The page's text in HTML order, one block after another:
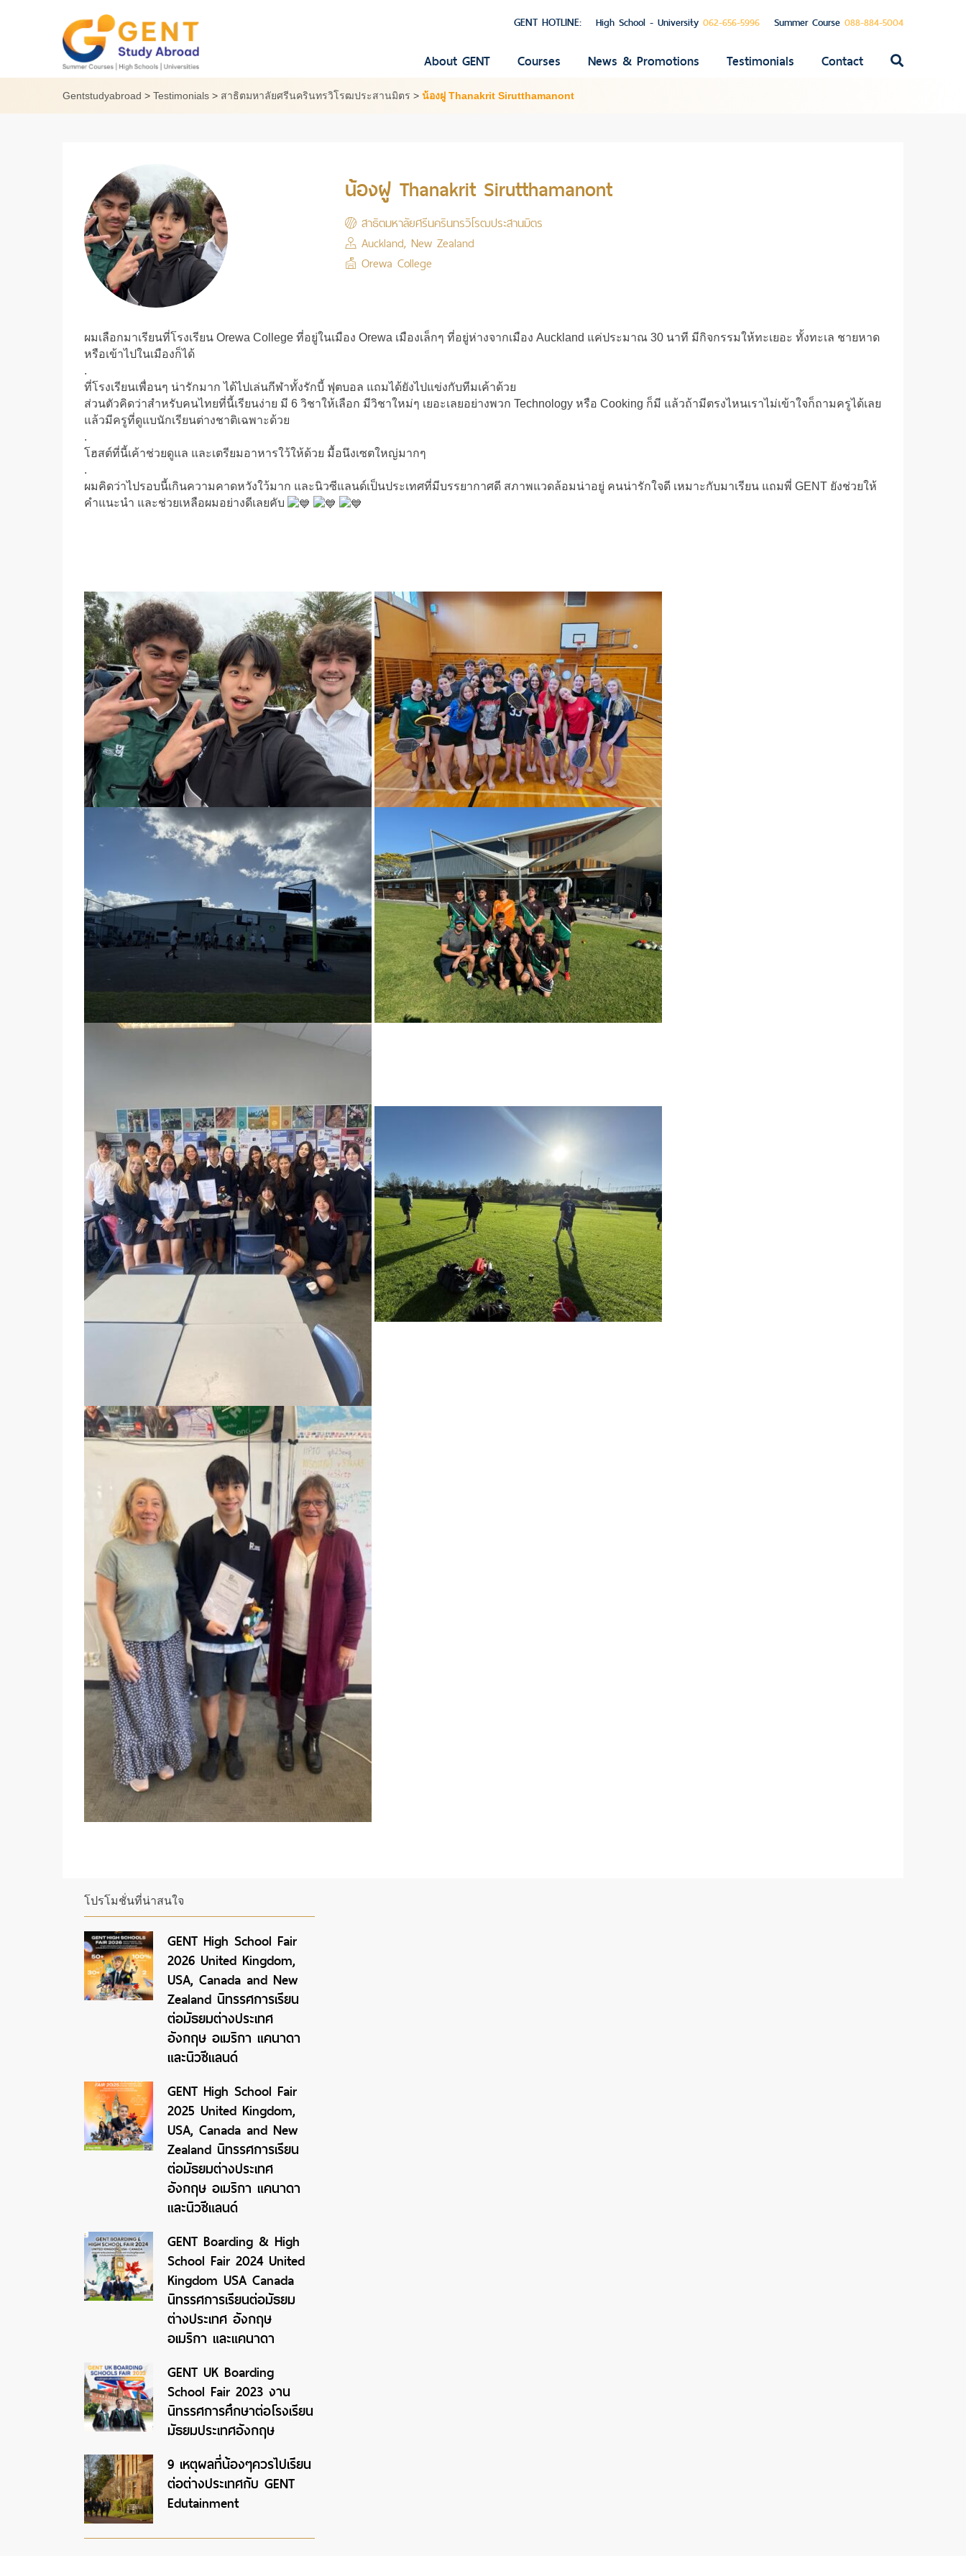
GENT HOTLINE: High School - University 062-656-5996 Summer Course 088-884-5004
About GENT Courses News & Promotions Testimonials Contact
Gentstudyabroad > Testimonials > สาธิตมหาลัยศรีนครินทรวิโรฒประสานมิตร > น้องฝู Thanakrit Sirutthamanont
น้องฝู Thanakrit Sirutthamanont
สาธิตมหาลัยศรีนครินทรวิโรฒประสานมิตร
Auckland, New Zealand
Orewa College
ผมเลือกมาเรียนที่โรงเรียน Orewa College ที่อยู่ในเมือง Orewa เมืองเล็กๆ ที่อยู่ห่างจากเมือง Auckland แค่ประมาณ 30 นาที มีกิจกรรมให้ทะเยอะ ทั้งทะเล ชายหาด
หรือเข้าไปในเมืองก็ได้
.
ที่โรงเรียนเพื่อนๆ น่ารักมาก ได้ไปเล่นกีฬาทั้งรักบี้ ฟุตบอล แถมได้ยังไปแข่งกับทีมเค้าด้วย
ส่วนตัวคิดว่าสำหรับคนไทยที่นี้เรียนง่าย มี 6 วิชาให้เลือก มีวิชาใหม่ๆ เยอะเลยอย่างพวก Technology หรือ Cooking ก็มี แล้วถ้ามีตรงไหนเราไม่เข้าใจก็ถามครูได้เลย
แล้วมีครูที่ดูแบนักเรียนต่างชาติเฉพาะด้วย
.
โฮสต์ที่นี้เค้าช่วยดูแล และเตรียมอาหารใว้ให้ด้วย มื้อนึงเซตใหญ่มากๆ
.
ผมคิดว่าไปรอบนี้เกินความคาดหวังใว้มาก และนิวซีแลนด์เป็นประเทศที่มีบรรยากาศดี สภาพแวดล้อมน่าอยู่ คนน่ารักใจดี เหมาะกับมาเรียน แถมพี่ GENT ยังช่วยให้
คำแนะนำ และช่วยเหลือผมอย่างดีเลยคับ
โปรโมชั่นที่น่าสนใจ
GENT High School Fair
2026 United Kingdom,
USA, Canada and New
Zealand นิทรรศการเรียน
ต่อมัธยมต่างประเทศ
อังกฤษ อเมริกา แคนาดา
และนิวซีแลนด์
GENT High School Fair
2025 United Kingdom,
USA, Canada and New
Zealand นิทรรศการเรียน
ต่อมัธยมต่างประเทศ
อังกฤษ อเมริกา แคนาดา
และนิวซีแลนด์
GENT Boarding & High
School Fair 2024 United
Kingdom USA Canada
นิทรรศการเรียนต่อมัธยม
ต่างประเทศ อังกฤษ
อเมริกา และแคนาดา
GENT UK Boarding
School Fair 2023 งาน
นิทรรศการศึกษาต่อโรงเรียน
มัธยมประเทศอังกฤษ
9 เหตุผลที่น้องๆควรไปเรียน
ต่อต่างประเทศกับ GENT
Edutainment